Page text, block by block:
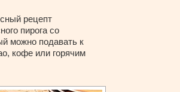
рецепт
пирога со
можно подавать к
кофе или горячим